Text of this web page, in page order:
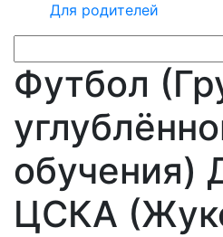
Для родителей
Футбол
ЦСКА